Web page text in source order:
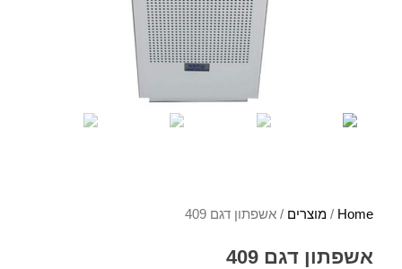
Home
/מוצרים / אשפתון דגם 409
אשפתון דגם 409